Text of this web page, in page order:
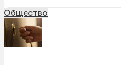
Общество